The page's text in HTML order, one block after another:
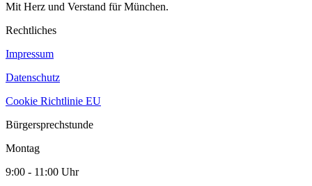
Mit Herz und Verstand für München.
Rechtliches
Impressum
Datenschutz
Cookie Richtlinie EU
Bürgersprechstunde
Montag
9:00 - 11:00 Uhr